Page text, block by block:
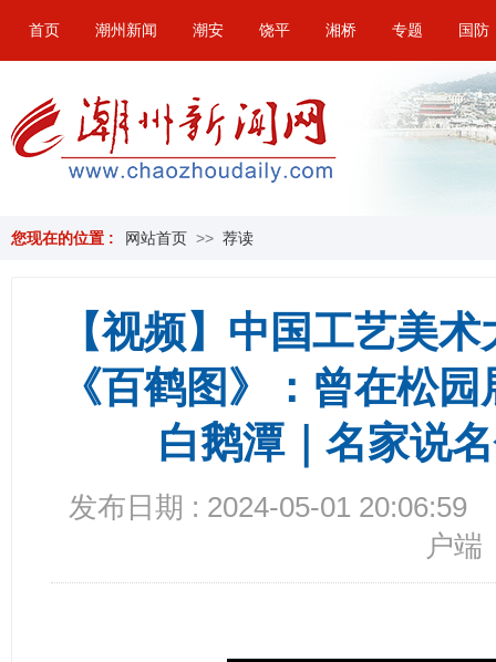
首页 潮州新闻 潮安 饶平 湘桥 专题 国防
您现在的位置 : 网站首页 >> 荐读
【视频】中国工艺美
《百鹤图》：曾在松
白鹅潭｜名家说
发布日期 : 2024-05-01 20:06:59
户端